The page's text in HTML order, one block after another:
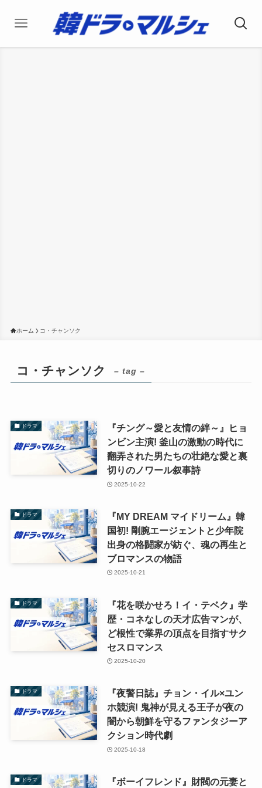
ホーム コ・チャンソク
コ・チャンソク – tag –
ドラマ
『チング～愛と友情の絆～』ヒョ
ンビン主演! 釜山の激動の時代に
翻弄された男たちの壮絶な愛と裏
切りのノワール叙事詩
2025-10-22
ドラマ
『MY DREAM マイドリーム』韓
国初! 剛腕エージェントと少年院
出身の格闘家が紡ぐ、魂の再生と
ブロマンスの物語
2025-10-21
ドラマ
『花を咲かせろ！イ・テベク』学
歴・コネなしの天才広告マンが、
ど根性で業界の頂点を目指すサク
セスロマンス
2025-10-20
ドラマ
『夜警日誌』チョン・イル×ユン
ホ競演! 鬼神が見える王子が夜の
闇から朝鮮を守るファンタジーア
クション時代劇
2025-10-18
ドラマ
『ボーイフレンド』財閥の元妻と